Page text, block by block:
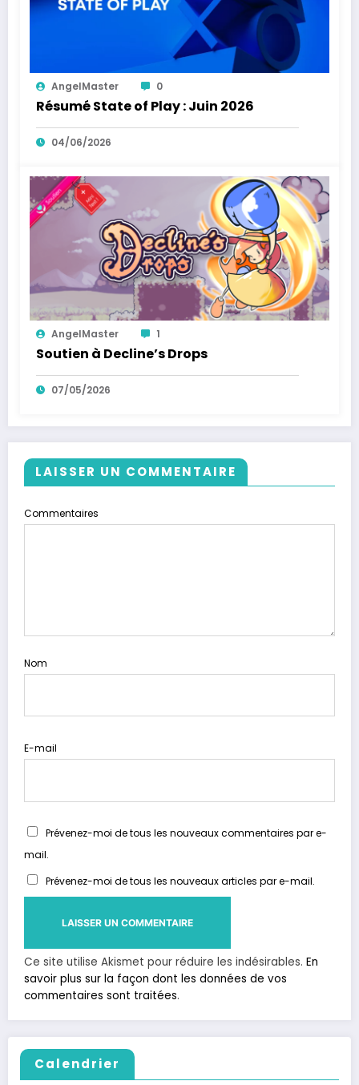
AngelMaster 0
Résumé State of Play : Juin 2026
04/06/2026
AngelMaster 1
Soutien à Decline’s Drops
07/05/2026
LAISSER UN COMMENTAIRE
Commentaires
Nom
E-mail
Prévenez-moi de tous les nouveaux commentaires par e-
mail.
Prévenez-moi de tous les nouveaux articles par e-mail.
Ce site utilise Akismet pour réduire les indésirables. En
savoir plus sur la façon dont les données de vos
commentaires sont traitées.
Calendrier